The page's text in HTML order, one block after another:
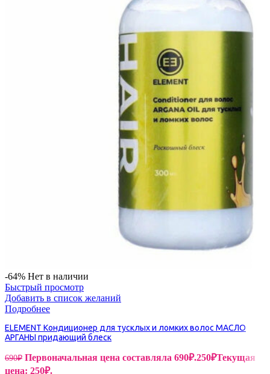
-64% Нет в наличии
Быстрый просмотр
Добавить в список желаний
Подробнее
ELEMENT Кондиционер для тусклых и ломких волос МАСЛО
АРГАНЫ придающий блеск
690₽ Первоначальная цена составляла 690₽.250₽Текущая
цена: 250₽.